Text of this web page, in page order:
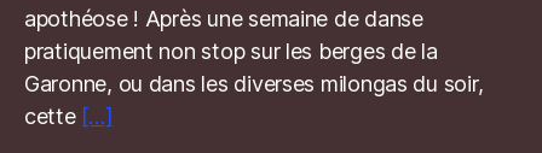
apothéose ! Après une semaine de danse
pratiquement non stop sur les berges de la
Garonne, ou dans les diverses milongas du soir,
cette […]